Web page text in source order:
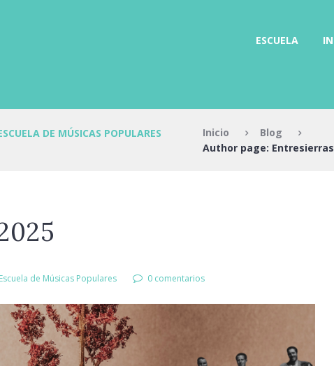
ESCUELA
DE MÚSICAS POPULARES Inicio
Blog
Author page:
de Músicas Populares 0 comentarios